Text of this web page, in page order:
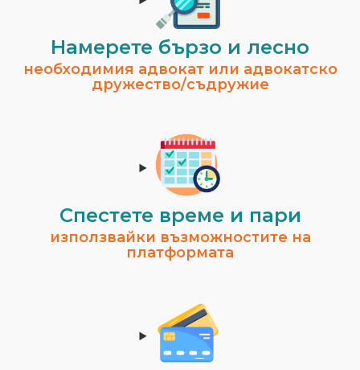
Намерете бързо и лесно
необходимия адвокат или адвокатско
дружество/съдружие
Спестeте време и пари
използвайки възможностите на
платформата